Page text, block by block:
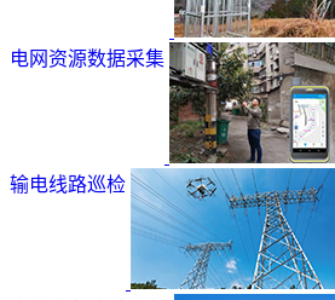
电网资源数据采集
输电线路巡检